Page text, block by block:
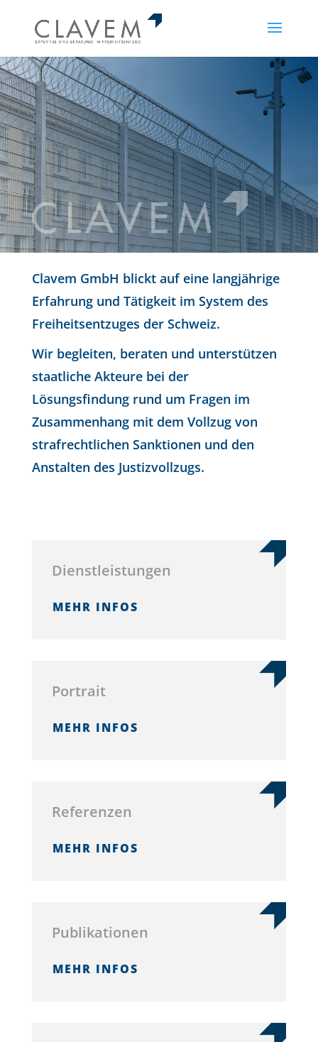
Clavem GmbH blickt auf eine langjährige
Erfahrung und Tätigkeit im System des
Freiheitsentzuges der Schweiz.
Wir begleiten, beraten und unterstützen
staatliche Akteure bei der
Lösungsfindung rund um Fragen im
Zusammenhang mit dem Vollzug von
strafrechtlichen Sanktionen und den
Anstalten des Justizvollzugs.
Dien­stleis­tun­gen
MEHR INFOS
Por­trait
MEHR INFOS
Ref­eren­zen
MEHR INFOS
Pub­lika­tio­nen
MEHR INFOS